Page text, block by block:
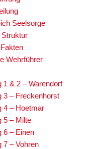
Seelsorge
Wehrführer
1 & 2 – Warendorf
3 – Freckenhorst
4 – Hoetmar
5 – Milte
6 – Einen
7 – Vohren